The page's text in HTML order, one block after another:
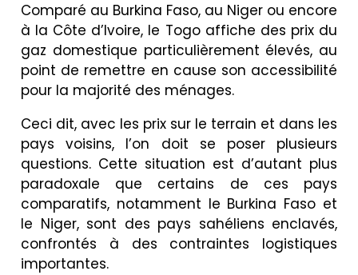
Comparé au Burkina Faso, au Niger ou encore
à la Côte d’Ivoire, le Togo affiche des prix du
gaz domestique particulièrement élevés, au
point de remettre en cause son accessibilité
pour la majorité des ménages.
Ceci dit, avec les prix sur le terrain et dans les
pays voisins, l’on doit se poser plusieurs
questions. Cette situation est d’autant plus
paradoxale que certains de ces pays
comparatifs, notamment le Burkina Faso et
le Niger, sont des pays sahéliens enclavés,
confrontés à des contraintes logistiques
importantes.